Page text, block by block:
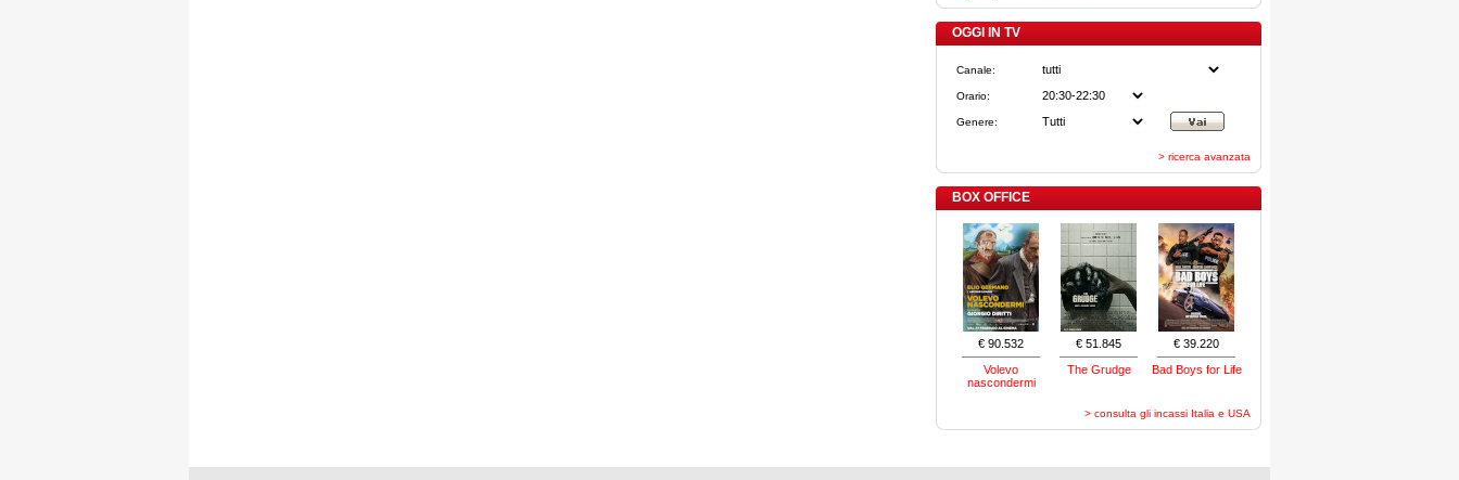
OGGI IN TV
Canale:
Orario:
Genere:
> ricerca avanzata
BOX OFFICE
€ 90.532
Volevo
nascondermi
€ 51.845
The Grudge
€ 39.220
Bad Boys for Life
> consulta gli incassi Italia e USA